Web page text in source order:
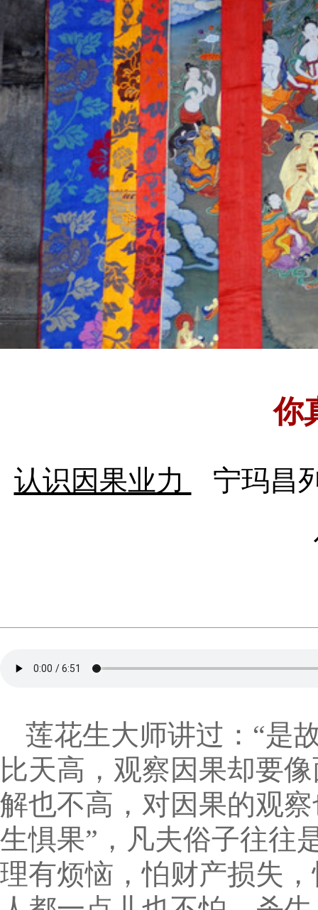
你
认识因果业力
宁玛昌
莲花生大师讲过：“是
比天高，观察因果却要
解也不高，对因果的观
生惧果”，凡夫俗子往往
理有烦恼，怕财产损失